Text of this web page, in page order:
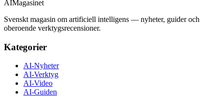
AIMagasinet
Svenskt magasin om artificiell intelligens — nyheter, guider och
oberoende verktygsrecensioner.
Kategorier
AI-Nyheter
AI-Verktyg
AI-Video
AI-Guiden